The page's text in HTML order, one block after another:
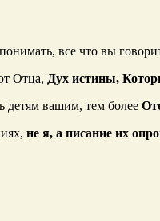
все что вы
Отца, Дух истины,
детям вашим, тем более
не я, а писание их